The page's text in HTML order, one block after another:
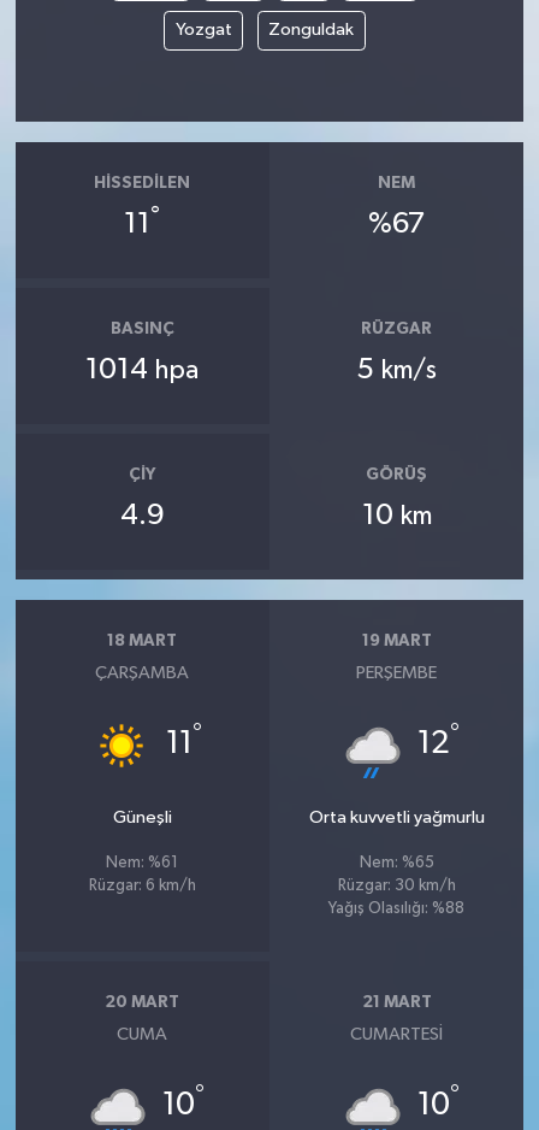
Yozgat Zonguldak
HISSEDILEN
11 °
NEM
%67
BASINÇ
1014 hpa
RÜZGAR
5 km/s
ÇIY
4.9
GÖRÜŞ
10 km
18 MART
ÇARŞAMBA
11 °
Güneşli
Nem: %61
Rüzgar: 6 km/h
19 MART
PERŞEMBE
12°
Orta kuvvetli yağmurlu
Nem: %65
Rüzgar: 30 km/h
Yağış Olasılığı: %88
20 MART
CUMA
10°
21 MART
CUMARTESI
10°